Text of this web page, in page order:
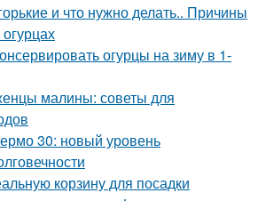
и что нужно делать.. Причины
огурцы на зиму в 1-
малины: советы для
30: новый уровень
корзину для посадки